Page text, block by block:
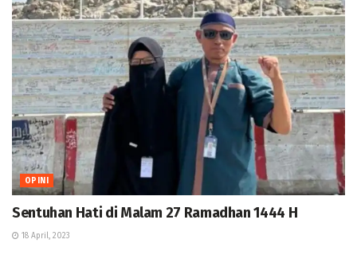
OPINI
Sentuhan Hati di Malam 27 Ramadhan 1444 H
18 April, 2023